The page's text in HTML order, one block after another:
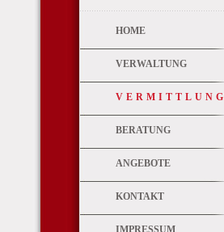
HOME
VERWALTUNG
VERMITTLUNG
BERATUNG
ANGEBOTE
KONTAKT
IMPRESSUM